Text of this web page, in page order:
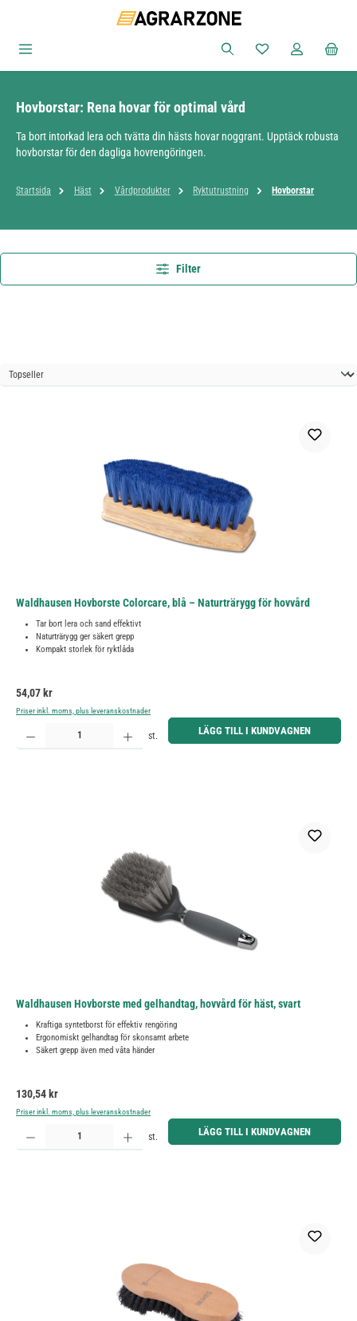
Du har 0 objekt i
Hovborstar: Rena hovar för optimal vård
Ta bort intorkad lera och tvätta din hästs hovar noggrant. Upptäck robusta
hovborstar för den dagliga hovrengöringen.
Startsida Häst Vårdprodukter Ryktutrustning Hovborstar
Filter
Waldhausen Hovborste Colorcare, blå – Naturträrygg för hovvård
Tar bort lera och sand effektivt
Naturträrygg ger säkert grepp
Kompakt storlek för ryktlåda
Ordinarie pris:
54,07 kr
Priser inkl. moms, plus leveranskostnader
Produktkvantitet: Ange önskat belopp eller använd knapparna för att öka eller minska kvantiteten.
st. LÄGG TILL I KUNDVAGNEN
Waldhausen Hovborste med gelhandtag, hovvård för häst, svart
Kraftiga syntetborst för effektiv rengöring
Ergonomiskt gelhandtag för skonsamt arbete
Säkert grepp även med våta händer
Ordinarie pris:
130,54 kr
Priser inkl. moms, plus leveranskostnader
Produktkvantitet: Ange önskat belopp eller använd knapparna för att öka eller minska kvantiteten.
st. LÄGG TILL I KUNDVAGNEN